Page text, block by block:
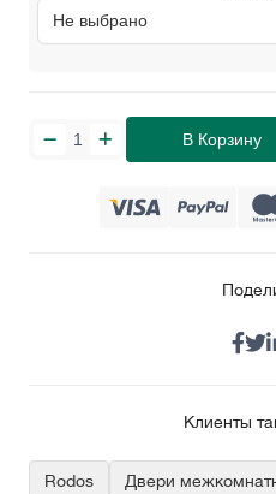
В Корзину
Клиенты
Rodos Двери